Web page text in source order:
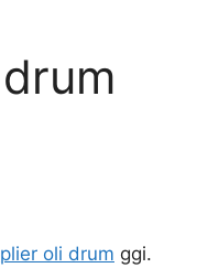
oli drum ggi.